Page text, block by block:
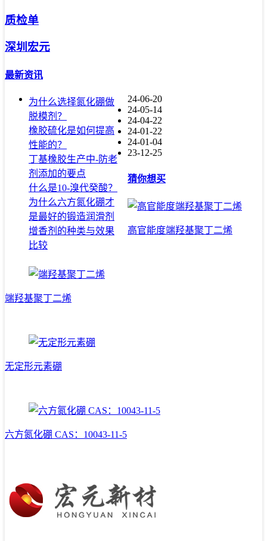
质检单
深圳宏元
最新资讯
为什么选择氮化硼做
脱模剂？
24-06-20
橡胶硫化是如何提高
性能的？
24-05-14
丁基橡胶生产中-防老
剂添加的要点
24-04-22
什么是10-溴代癸酸？
24-01-22
为什么六方氮化硼才
是最好的锻造润滑剂
24-01-04
增香剂的种类与效果
比较
23-12-25
猜你想买
高官能度端羟基聚丁二烯
端羟基聚丁二烯
无定形元素硼
六方氮化硼 CAS：10043-11-5